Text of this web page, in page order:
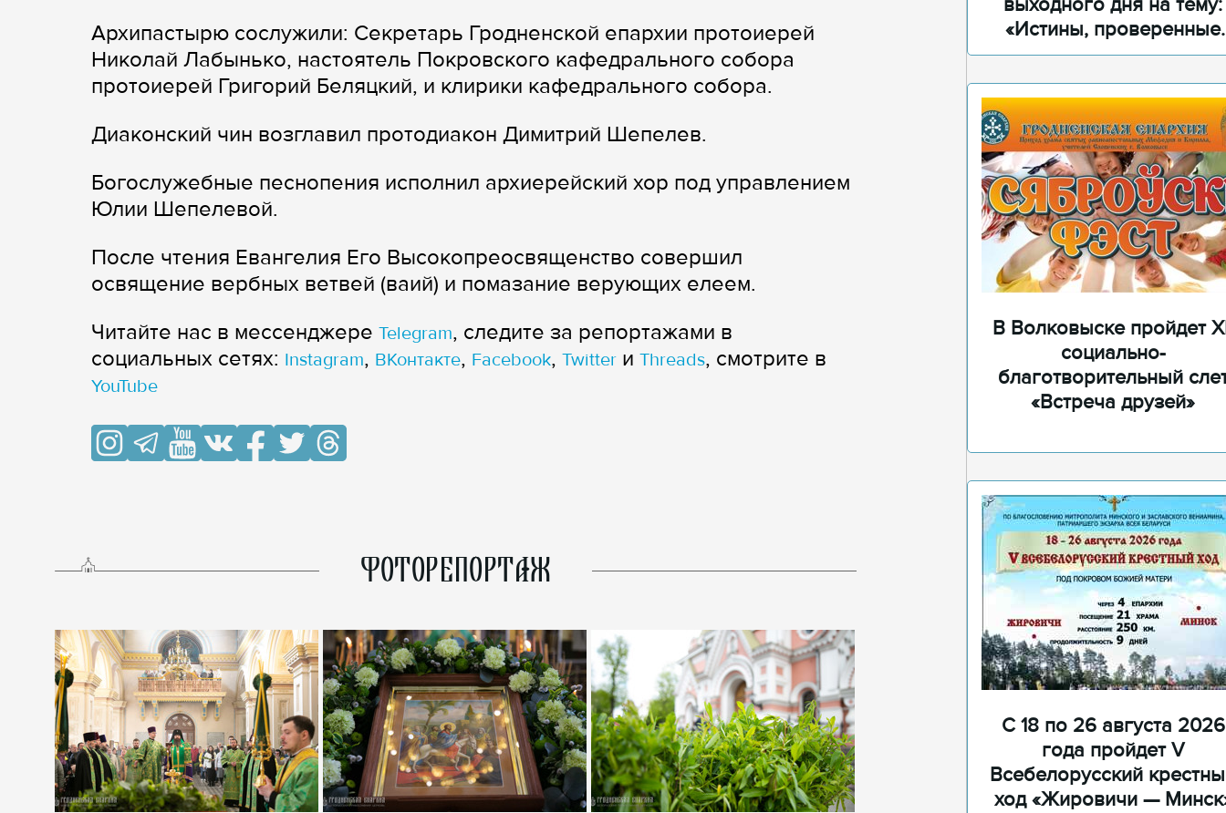
Архипастырю сослужили: Секретарь Гродненской епархии протоиерей
Николай Лабынько, настоятель Покровского кафедрального собора
протоиерей Григорий Беляцкий, и клирики кафедрального собора.
Диаконский чин возглавил протодиакон Димитрий Шепелев.
Богослужебные песнопения исполнил архиерейский хор под управлением
Юлии Шепелевой.
После чтения Евангелия Его Высокопреосвященство совершил
освящение вербных ветвей (ваий) и помазание верующих елеем.
Читайте нас в мессенджере Telegram, следите за репортажами в
cоциальных сетях: Instagram, ВКонтакте, Facebook, Twitter и Threads, смотрите в
YouTube
ФОТОРЕПОРТАЖ
выходного дня на тему:
«Истины, проверенные
временем»
В Волковыске пройдет
социально-
благотворительный
«Встреча друзей»
С 18 по 26 августа 2026
года пройдет V
Всебелорусский
ход «Жировичи —